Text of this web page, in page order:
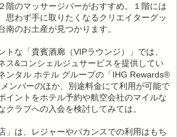
階のマッサージバーがおすすめ。１階には
思わず手に取りたくなるクリエイターグッ
南のお土産が見つかります。
トな「貴賓酒廊（VIPラウンジ）」では、
ス&コンシェルジュサービスを提供してい
ンタル ホテル グループの「IHG Rewards®
ンバーのほか、別途料金にて利用が可能で
イントをホテル予約や航空会社のマイルな
クラブへの入会を検討してみては。
」は、レジャーやバカンスでの利用はもち